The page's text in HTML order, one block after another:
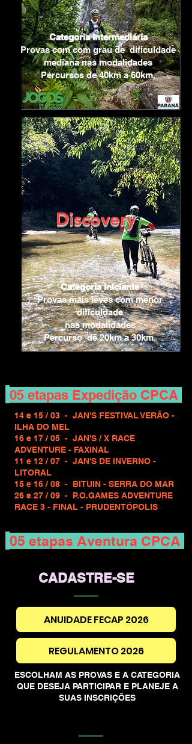
Discovery
Categoria Intermediária
Provas com com grau de dificuldade
mediana nas modalidades
Percursos de 40km a 60km.
Categoria Iniciante
Provas mais leves com menor
dificuldade
nas modalidades
Percurso de 20km a 30km.
05 etapas Expedição CPCA
14 e 15 / 03 - JAN'S FESTIVAL VERÃO -
ILHA DO MEL
16 e 17 / 05 - JAN'S / X RACE
ADVENTURE - FAXINAL
11 e 12 / 07 - JAN'S DE INVERNO -
LITORAL
15 e 16 / 08 - BITUIN - SERRA DO MAR
26 e 27 / 09 - P.O.GAMES ADVENTURE
RACE 3 - FINAL - PRUDENTÓPOLIS
05 etapas Aventura CPCA
CADASTRE-SE
ANUIDADE FECAP 2026
REGULAMENTO 2026
ESCOLHAM AS PROVAS E A CATEGORIA
QUE DESEJA PARTICIPAR E PLANEJE A
SUAS INSCRIÇÕES